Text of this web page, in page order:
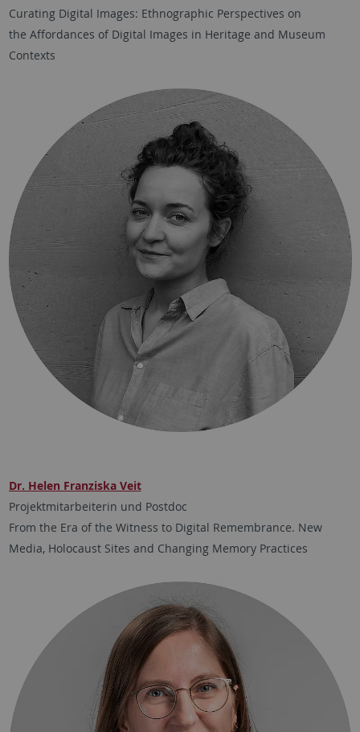
Curating Digital Images: Ethnographic Perspectives on
the Affordances of Digital Images in Heritage and Museum
Contexts
Dr. Helen Franziska Veit
Projektmitarbeiterin und Postdoc
From the Era of the Witness to Digital Remembrance. New
Media, Holocaust Sites and Changing Memory Practices